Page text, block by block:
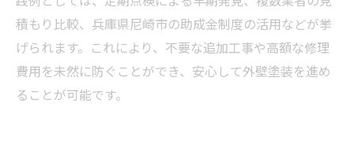
積もり比較、兵庫県尼崎市の助成金制度の活用などが挙
げられます。これにより、不要な追加工事や高額な修理
費用を未然に防ぐことができ、安心して外壁塗装を進め
ることが可能です。